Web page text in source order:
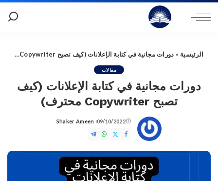
الرئيسية » دورات مجانية في كتابة الإعلانات (كيف تصبح Copywriter محترف)
مقالات
دورات مجانية في كتابة الإعلانات (كيف
تصبح Copywriter محترف)
09/10/2022
Posted
by
Shaker Ameen